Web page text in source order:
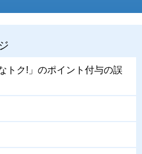
トク!」のポイント付与の誤